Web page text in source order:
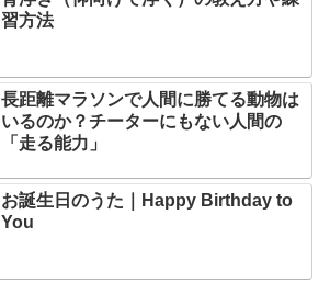
習方法
長距離マラソンで人間に勝てる動物は
いるのか？チーターにもない人間の
「走る能力」
お誕生日のうた｜Happy Birthday to
You